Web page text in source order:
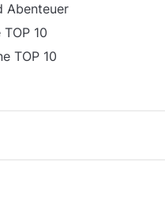
Abenteuer
10
TOP 10